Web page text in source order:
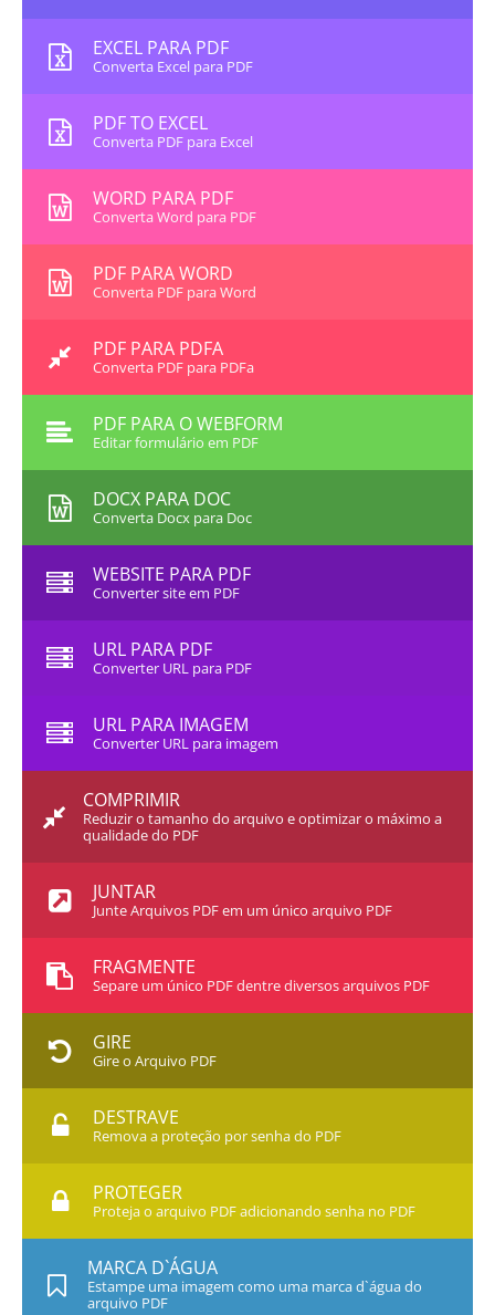
EXCEL PARA PDF
Converta Excel para PDF
PDF TO EXCEL
Converta PDF para Excel
WORD PARA PDF
Converta Word para PDF
PDF PARA WORD
Converta PDF para Word
PDF PARA PDFA
Converta PDF para PDFa
PDF PARA O WEBFORM
Editar formulário em PDF
DOCX PARA DOC
Converta Docx para Doc
WEBSITE PARA PDF
Converter site em PDF
URL PARA PDF
Converter URL para PDF
URL PARA IMAGEM
Converter URL para imagem
COMPRIMIR
Reduzir o tamanho do arquivo e optimizar o máximo a
qualidade do PDF
JUNTAR
Junte Arquivos PDF em um único arquivo PDF
FRAGMENTE
Separe um único PDF dentre diversos arquivos PDF
GIRE
Gire o Arquivo PDF
DESTRAVE
Remova a proteção por senha do PDF
PROTEGER
Proteja o arquivo PDF adicionando senha no PDF
MARCA D`ÁGUA
Estampe uma imagem como uma marca d`água do
arquivo PDF